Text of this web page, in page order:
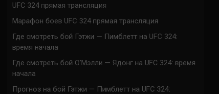
UFC 324 прямая трансляция
Марафон боев UFC 324 прямая трансляция
Где смотреть бой Гэтжи — Пимблетт на UFC 324:
время начала
Где смотреть бой О’Мэлли — Ядонг на UFC 324: время
начала
Прогноз на бой Гэтжи — Пимблетт на UFC 324: